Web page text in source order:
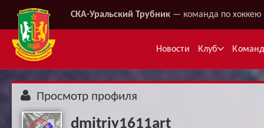
СКА-Уральский Трубник — команда по хоккею
Новости Клуб
Просмотр профиля
dmitriy1611art